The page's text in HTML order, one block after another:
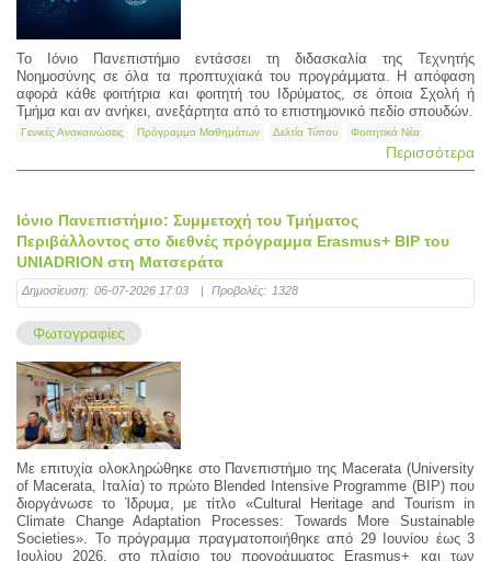
Το Ιόνιο Πανεπιστήμιο εντάσσει τη διδασκαλία της Τεχνητής
Νοημοσύνης σε όλα τα προπτυχιακά του προγράμματα. Η απόφαση
αφορά κάθε φοιτήτρια και φοιτητή του Ιδρύματος, σε όποια Σχολή ή
Τμήμα και αν ανήκει, ανεξάρτητα από το επιστημονικό πεδίο σπουδών.
Γενικές Ανακοινώσεις Πρόγραμμα Μαθημάτων Δελτία Τύπου Φοιτητικά Νέα
Περισσότερα
Ιόνιο Πανεπιστήμιο: Συμμετοχή του Τμήματος
Περιβάλλοντος στο διεθνές πρόγραμμα Erasmus+ BIP του
UNIADRION στη Ματσεράτα
Δημοσίευση: 06-07-2026 17:03 | Προβολές: 1328
Φωτογραφίες
Με επιτυχία ολοκληρώθηκε στο Πανεπιστήμιο της Macerata (University
of Macerata, Ιταλία) το πρώτο Blended Intensive Programme (BIP) που
διοργάνωσε το Ίδρυμα, με τίτλο «Cultural Heritage and Tourism in
Climate Change Adaptation Processes: Towards More Sustainable
Societies». Το πρόγραμμα πραγματοποιήθηκε από 29 Ιουνίου έως 3
Ιουλίου 2026, στο πλαίσιο του προγράμματος Erasmus+ και των